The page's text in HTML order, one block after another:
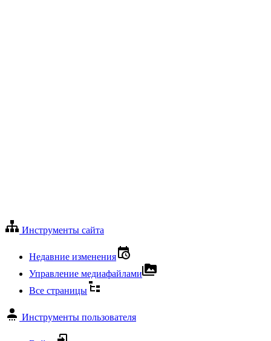
Инструменты сайта
Недавние изменения
Управление медиафайлами
Все страницы
Инструменты пользователя